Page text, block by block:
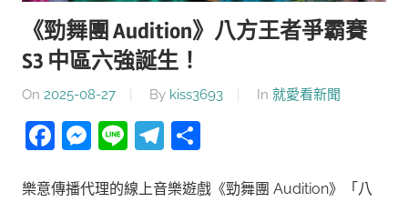
《勁舞團 Audition》八方王者爭霸賽
S3 中區六強誕生！
On 2025-08-27 By kiss3693 In 就愛看新聞
Facebook
Messenger
LineTelegram
樂意傳播代理的線上音樂遊戲《勁舞團 Audition》「八